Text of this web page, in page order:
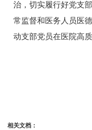
治，切实履行好党支
常监督和医务人员医
动支部党员在医院高
相关文档：